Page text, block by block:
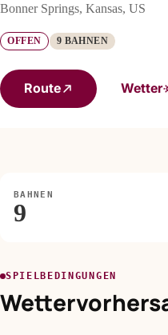
Bonner Springs, Kansas, US
OFFEN 9 BAHNEN
Route Wetter
BAHNEN
9
SPIELBEDINGUNGEN